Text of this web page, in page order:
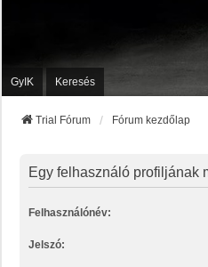
GyIK Keresés
Trial Fórum Fórum kezdőlap
Egy felhasználó profiljának
Felhasználónév:
Jelszó: